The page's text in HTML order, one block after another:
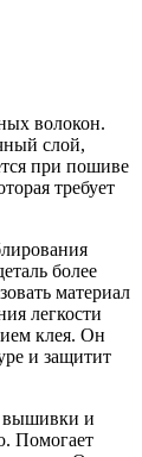
волокон.
слой,
при пошиве
требует
более
материал
легкости
клея. Он
и защитит
вышивки и
Помогает